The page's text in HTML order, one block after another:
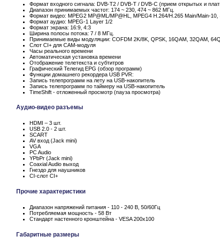
Формат входного сигнала: DVB-T2 / DVB-T / DVB-C (прием открытых и
Диапазон принимаемых частот: 174 ~ 230, 474 ~ 862 МГц.
Формат видео: MPEG2 MP@ML/MP@HL, MPEG4 H.264/H.265 Main/Main-10,
Формат аудио: MPEG-1 Layer 1/2
Формат экрана: 16:9, 4:3
Ширина полосы потока: 7 / 8 МГц.
Принимаемые виды модуляции: COFDM 2K/8K, QPSK, 16QAM, 32QAM,
Слот CI+ для CAM-модуля
Часы реального времени
Автоматическая установка времени
Отображение телетекста и субтитров
Графический Телегид EPG (обзор программ)
Функции домашнего рекордера USB PVR:
Запись телепрограмм на лету на USB-накопитель
Запись телепрограмм по таймеру на USB-накопитель
TimeShift - отложенный просмотр (пауза просмотра)
Аудио-видео разъемы
HDMI – 3 шт.
USB 2.0 - 2 шт.
SCART
AV вход (Jack mini)
VGA
PC Audio
YPbPr (Jack mini)
Coaxial Audio выход
Гнездо для наушников
CI-слот CI+
Прочие характеристики
Диапазон напряжений питания - 110 - 240 В, 50/60Гц
Потребляемая мощность - 58 Вт
Стандарт настенного кронштейна - VESA 200x100
Габаритные размеры